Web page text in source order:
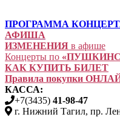
ПРОГРАММА
АФИША
ИЗМЕНЕНИЯ в афише
Концерты по
КАК КУПИТЬ БИЛЕТ
Правила покупки
КАССА:
+7(3435) 41-98-47
г. Нижний Тагил, пр.